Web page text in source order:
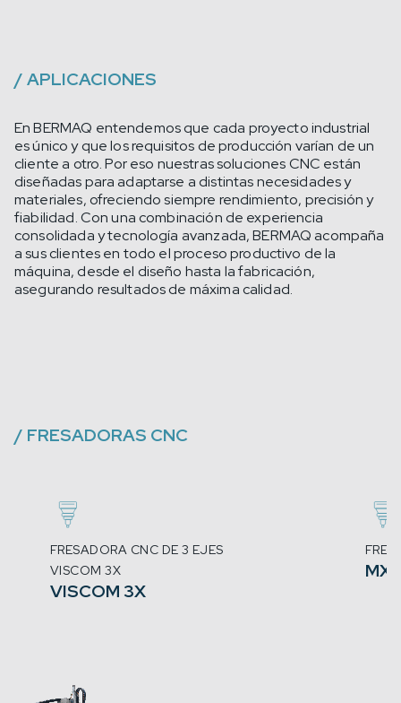
/APLICACIONES
En BERMAQ entendemos que cada proyecto industrial
es único y que los requisitos de producción varían de un
cliente a otro. Por eso nuestras soluciones CNC están
diseñadas para adaptarse a distintas necesidades y
materiales, ofreciendo siempre rendimiento, precisión y
fiabilidad. Con una combinación de experiencia
consolidada y tecnología avanzada, BERMAQ acompaña
a sus clientes en todo el proceso productivo de la
máquina, desde el diseño hasta la fabricación,
asegurando resultados de máxima calidad.
/ FRESADORAS CNC
FRESADORA CNC DE 3 EJES
VISCOM 3X
VISCOM 3X
MX